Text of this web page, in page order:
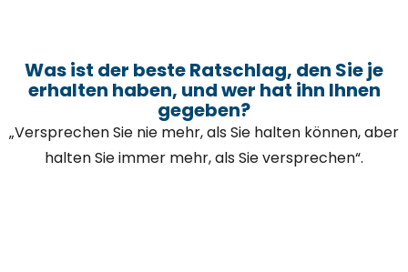
Was ist der beste Ratschlag, den Sie je
erhalten haben, und wer hat ihn Ihnen
gegeben?
„Versprechen Sie nie mehr, als Sie halten können, aber
halten Sie immer mehr, als Sie versprechen“.